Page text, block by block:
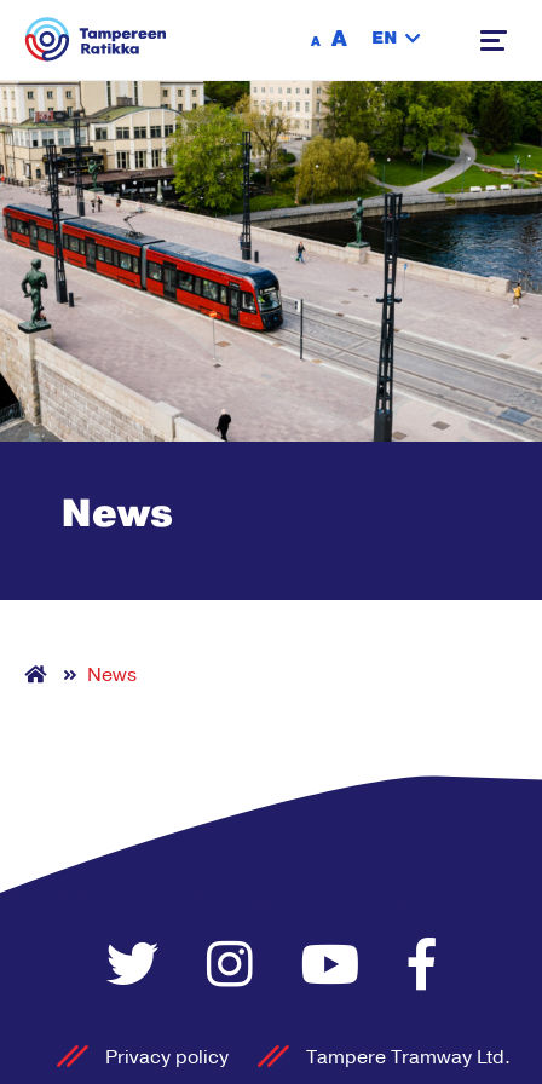
A A EN
News
News
Privacy policy Tampere Tramway Ltd.